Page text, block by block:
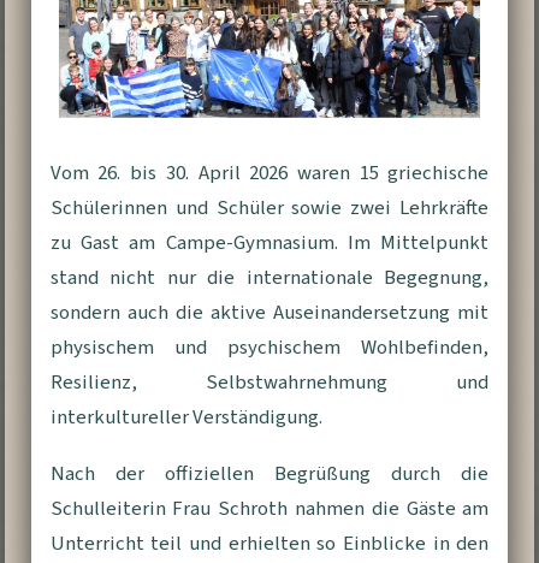
Vom 26. bis 30. April 2026 waren 15 griechische
Schülerinnen und Schüler sowie zwei Lehrkräfte
zu Gast am Campe-Gymnasium. Im Mittelpunkt
stand nicht nur die internationale Begegnung,
sondern auch die aktive Auseinandersetzung mit
physischem und psychischem Wohlbefinden,
Resilienz, Selbstwahrnehmung und
interkultureller Verständigung.
Nach der offiziellen Begrüßung durch die
Schulleiterin Frau Schroth nahmen die Gäste am
Unterricht teil und erhielten so Einblicke in den